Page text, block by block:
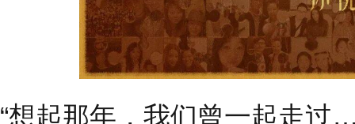
“想起那年，我们曾一起走